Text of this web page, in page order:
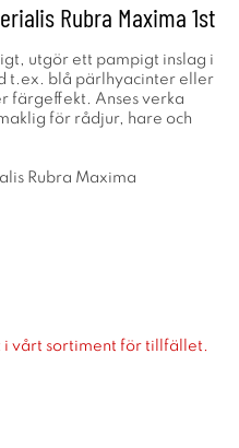
Rubra Maxima 1st
utgör ett pampigt inslag i
t.ex. blå pärlhyacinter eller
färgeffekt. Anses verka
för rådjur, hare och
Rubra Maxima
i vårt sortiment för tillfället.